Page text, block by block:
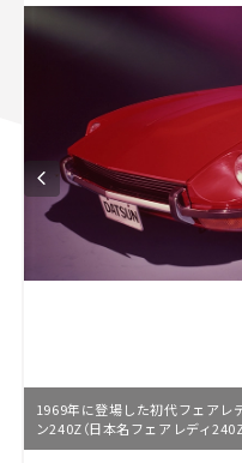
1969年に登場した初代フェアレ
ン240Z（日本名フェアレディ